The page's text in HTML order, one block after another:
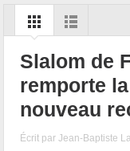
Slalom de
remporte
nouveau
Écrit parJean-Baptiste